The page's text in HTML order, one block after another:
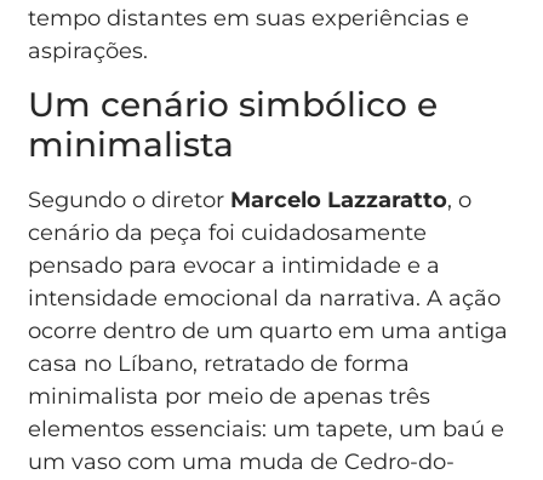
tempo distantes em suas experiências e
aspirações.
Um cenário simbólico e
minimalista
Segundo o diretor Marcelo Lazzaratto, o
cenário da peça foi cuidadosamente
pensado para evocar a intimidade e a
intensidade emocional da narrativa. A ação
ocorre dentro de um quarto em uma antiga
casa no Líbano, retratado de forma
minimalista por meio de apenas três
elementos essenciais: um tapete, um baú e
um vaso com uma muda de Cedro-do-